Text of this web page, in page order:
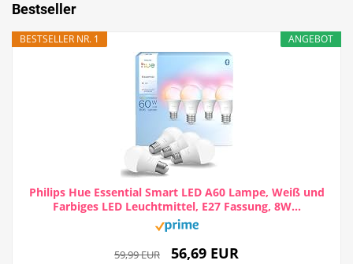
Bestseller
ANGEBOT
BESTSELLER NR. 1
Philips Hue Essential Smart LED A60 Lampe, Weiß und
Farbiges LED Leuchtmittel, E27 Fassung, 8W...
59,99 EUR 56,69 EUR